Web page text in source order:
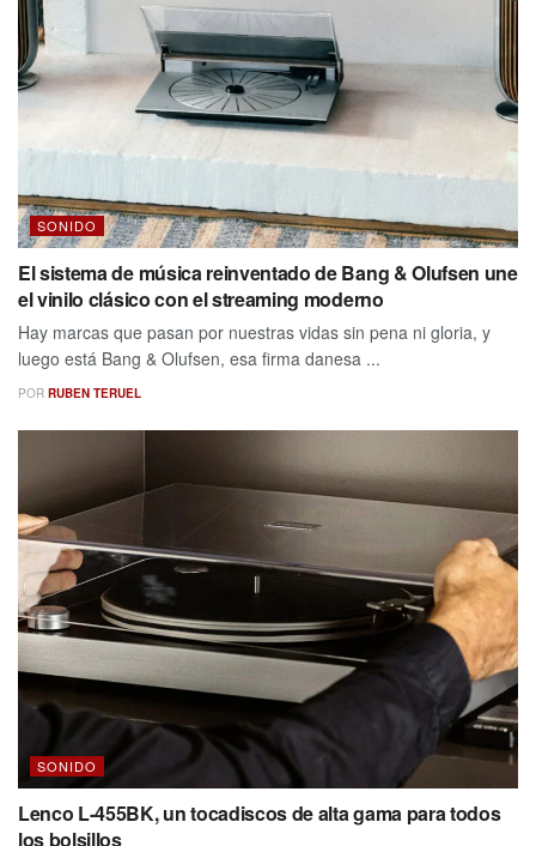
SONIDO
El sistema de música reinventado de Bang & Olufsen une
el vinilo clásico con el streaming moderno
Hay marcas que pasan por nuestras vidas sin pena ni gloria, y
luego está Bang & Olufsen, esa firma danesa ...
POR RUBEN TERUEL
SONIDO
Lenco L-455BK, un tocadiscos de alta gama para todos
los bolsillos